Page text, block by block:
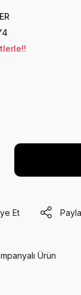
Et
Ürün